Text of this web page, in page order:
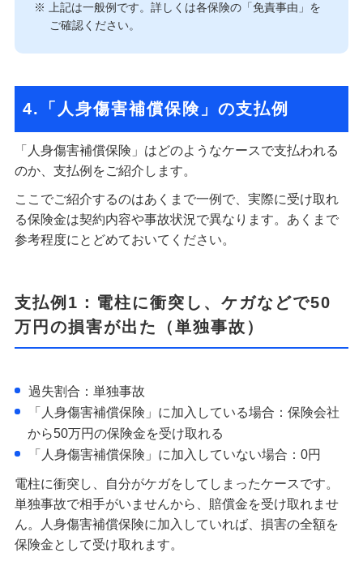
※ 上記は一般例です。詳しくは各保険の「免責事由」を
ご確認ください。
4.「人身傷害補償保険」の支払例
「人身傷害補償保険」はどのようなケースで支払われる
のか、支払例をご紹介します。
ここでご紹介するのはあくまで一例で、実際に受け取れ
る保険金は契約内容や事故状況で異なります。あくまで
参考程度にとどめておいてください。
支払例1：電柱に衝突し、ケガなどで50
万円の損害が出た（単独事故）
過失割合：単独事故
「人身傷害補償保険」に加入している場合：保険会社
から50万円の保険金を受け取れる
「人身傷害補償保険」に加入していない場合：0円
電柱に衝突し、自分がケガをしてしまったケースです。
単独事故で相手がいませんから、賠償金を受け取れませ
ん。人身傷害補償保険に加入していれば、損害の全額を
保険金として受け取れます。